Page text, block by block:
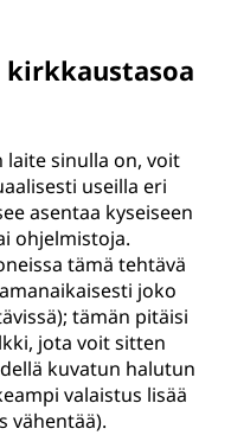
kirkkaustasoa
laite sinulla on, voit
useilla eri
asentaa kyseiseen
ohjelmistoja.
tämä tehtävä
joko
tämän pitäisi
jota voit sitten
kuvatun halutun
valaistus lisää
vähentää).